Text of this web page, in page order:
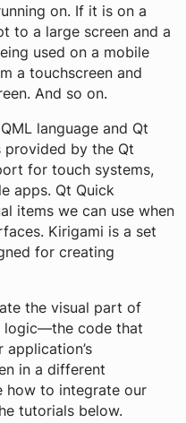
on. If it is on a
to a large screen and a
used on a mobile
a touchscreen and
And so on.
language and Qt
provided by the Qt
for touch systems,
apps. Qt Quick
items we can use when
Kirigami is a set
for creating
the visual part of
logic—the code that
in a different
how to integrate our
tutorials below.